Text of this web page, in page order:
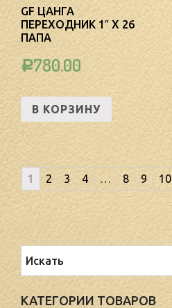
GF ЦАНГА
ПЕРЕХОДНИК 1″ Х 26
ПАПА
Р780.00
В КОРЗИНУ
1 2 3 4 … 8 9 10
КАТЕГОРИИ ТОВАРОВ